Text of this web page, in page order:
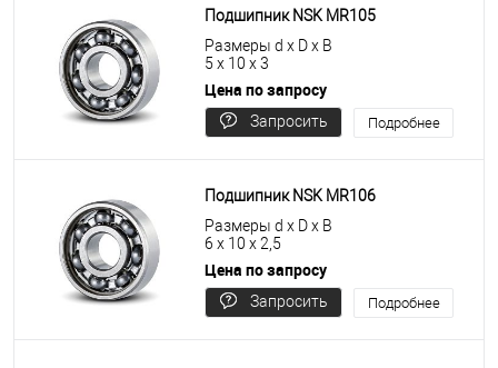
Подшипник NSK MR105
Размеры d x D x B
5 x 10 x 3
Цена по запросу
Запросить
Подробнее
Подшипник NSK MR106
Размеры d x D x B
6 x 10 x 2,5
Цена по запросу
Запросить
Подробнее